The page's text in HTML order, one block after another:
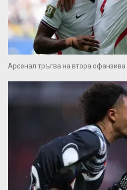
Арсенал тръгва на втора офанзива